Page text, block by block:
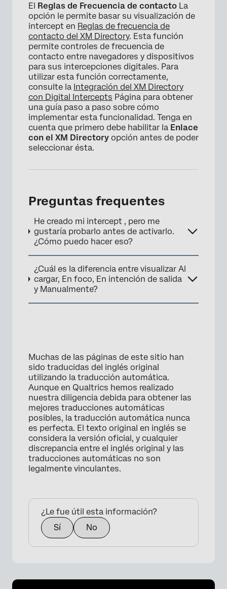
×
El Reglas de Frecuencia de contacto La
opción le permite basar su visualización de
intercept en Reglas de frecuencia de
contacto del XM Directory. Esta función
permite controles de frecuencia de
contacto entre navegadores y dispositivos
para sus intercepciones digitales. Para
utilizar esta función correctamente,
consulte la Integración del XM Directory
con Digital Intercepts Página para obtener
una guía paso a paso sobre cómo
implementar esta funcionalidad. Tenga en
cuenta que primero debe habilitar la Enlace
con el XM Directory opción antes de poder
seleccionar ésta.
Preguntas frequentes
He creado mi intercept , pero me
gustaría probarlo antes de activarlo.
¿Cómo puedo hacer eso?
¿Cuál es la diferencia entre visualizar Al
cargar, En foco, En intención de salida
y Manualmente?
Muchas de las páginas de este sitio han
sido traducidas del inglés original
utilizando la traducción automática.
Aunque en Qualtrics hemos realizado
nuestra diligencia debida para obtener las
mejores traducciones automáticas
posibles, la traducción automática nunca
es perfecta. El texto original en inglés se
considera la versión oficial, y cualquier
discrepancia entre el inglés original y las
traducciones automáticas no son
legalmente vinculantes.
¿Le fue útil esta información?
Sí
No